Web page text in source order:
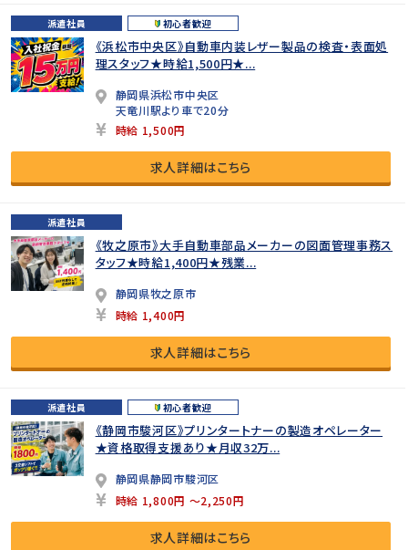
派遣社員 初心者歓迎
《浜松市中央区》自動車内装レザー製品の検査・表面処
理スタッフ★時給1,500円★...
静岡県浜松市中央区
天竜川駅より車で20分
時給 1,500円
求人詳細はこちら
派遣社員
《牧之原市》大手自動車部品メーカーの図面管理事務ス
タッフ★時給1,400円★残業...
静岡県牧之原市
時給 1,400円
求人詳細はこちら
派遣社員 初心者歓迎
《静岡市駿河区》プリンタートナーの製造オペレーター
★資格取得支援あり★月収32万...
静岡県静岡市駿河区
時給 1,800円 ～2,250円
求人詳細はこちら